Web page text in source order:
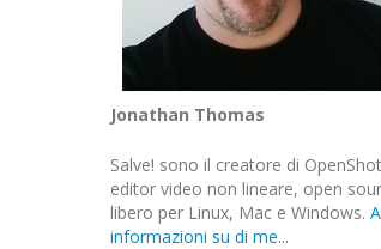
Jonathan Thomas
Salve! sono il creatore di
editor video non lineare, open
libero per Linux, Mac e Windows.
informazioni su di me...